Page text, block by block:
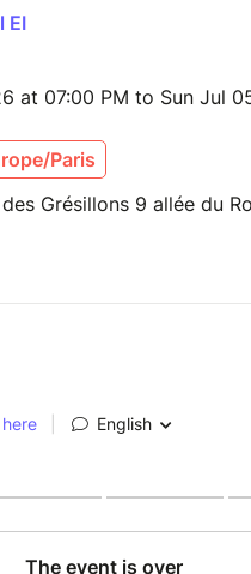
EI
at 07:00 PM to Sun Jul
Paris
Grésillons 9 allée du